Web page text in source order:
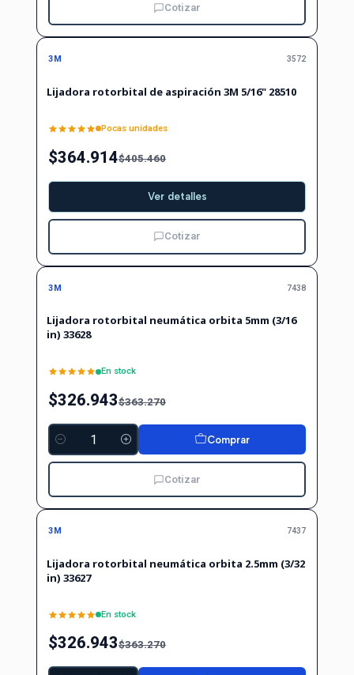
Cotizar
-10%
3M 3572
Lijadora rotorbital de aspiración 3M 5/16" 28510
Pocas unidades
$364.914$405.460
Ver detalles
Cotizar
-10%
3M 7438
Lijadora rotorbital neumática orbita 5mm (3/16
in) 33628
En stock
$326.943$363.270
Cantidad
Comprar
Cotizar
-10%
3M 7437
Lijadora rotorbital neumática orbita 2.5mm (3/32
in) 33627
En stock
$326.943$363.270